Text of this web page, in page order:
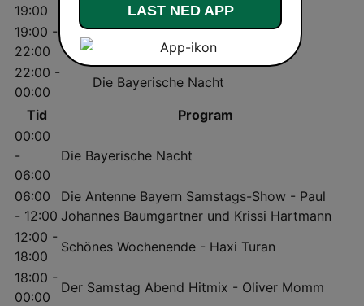
19:00
19:00 -
22:00
am Abend
22:00 -
00:00
Die Bayerische Nacht
Tid
Program
00:00
-
06:00
Die Bayerische Nacht
06:00
- 12:00
Die Antenne Bayern Samstags-Show - Paul
Johannes Baumgartner und Krissi Hartmann
12:00 -
18:00
Schönes Wochenende - Haxi Turan
18:00 -
00:00
Der Samstag Abend Hitmix - Oliver Momm
LAST NED APP